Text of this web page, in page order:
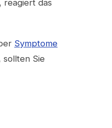
reagiert das
Symptome
sollten Sie